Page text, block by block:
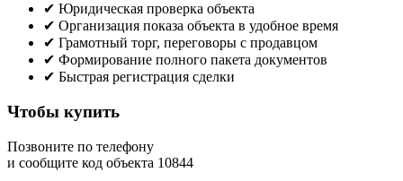
✔ Юридическая проверка объекта
✔ Организация показа объекта в удобное время
✔ Грамотный торг, переговоры с продавцом
✔ Формирование полного пакета документов
✔ Быстрая регистрация сделки
Чтобы купить
Позвоните по телефону
и сообщите код объекта 10844